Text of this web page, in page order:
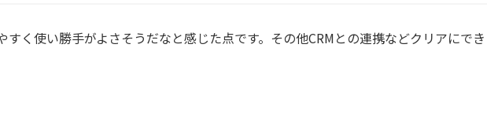
く使い勝手がよさそうだなと感じた点です。その他CRMとの連携などクリアにでき